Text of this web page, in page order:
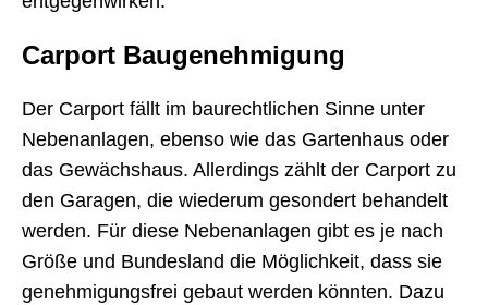
Carport Baugenehmigung
Der Carport fällt im baurechtlichen Sinne unter
Nebenanlagen, ebenso wie das Gartenhaus oder
das Gewächshaus. Allerdings zählt der Carport zu
den Garagen, die wiederum gesondert behandelt
werden. Für diese Nebenanlagen gibt es je nach
Größe und Bundesland die Möglichkeit, dass sie
genehmigungsfrei gebaut werden könnten. Dazu